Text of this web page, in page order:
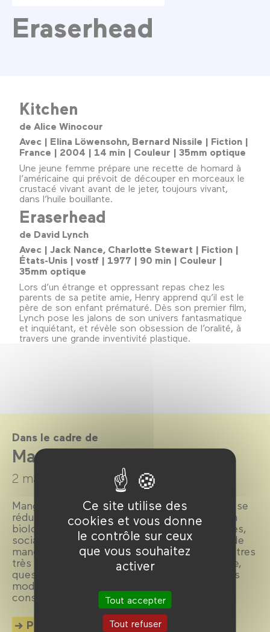
Ce site utilise des
cookies et vous donne
le contrôle sur ceux
que vous souhaitez
activer
Tout accepter
Tout refuser
Eraserhead
Kitchen
de Alice Winocour
Avec | Elina Löwensohn, Bernard Nissile | Fiction |
France | 2004 | 14 min | Couleur | 35mm optique
Une jeune femme prépare une recette de homard à
l’américaine qui prévoit de découper en morceaux le
crustacé vivant avant de le jeter, toujours vivant,
dans l’huile bouillante.
Eraserhead
de David Lynch
Avec | Jack Nance, Charlotte Stewart | Fiction |
États-Unis | vostf | 1977 | 90 min | Couleur |
35mm optique
Lors d’un étrange et oppressant repas chez les
parents de sa petite amie, Henry apprend qu’il est le
père de son enfant prématuré. Dès son premier film,
Lynch pose les jalons de son univers fantasmatique
et inquiétant, et révèle son obsession de l’oralité, à
travers une grande inventivité plastique.
Dans le cadre de
Manger !
2 mars → 14 avril 2016
Manger a beau être un besoin primaire, il ne se
réduit pas pour autant à une simple fonction
biologique. Avec ses dimensions symboliques,
sociales, économiques et politiques, l’acte de
manger inspire le cinéma qui, dans des registres
très variés allant du burlesque au fantastique,
questionne ce que l’on incorpore, depuis nos
modes de production jusqu’à nos rituels de
consommation.
Plus d'info